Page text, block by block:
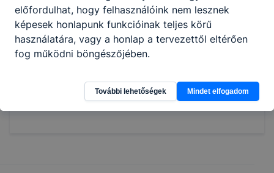
szolgáltatáshoz alkalmazott eszközök
esetében.
előfordulhat, hogy felhasználóink nem lesznek
képesek honlapunk funkcióinak teljes körű
használatára, vagy a honlap a tervezettől eltérően
fog működni böngészőjében.
További lehetőségek Mindet elfogadom